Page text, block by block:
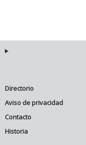
Directorio
Aviso de privacidad
Contacto
Historia